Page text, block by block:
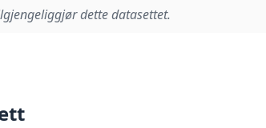
dette datasettet.